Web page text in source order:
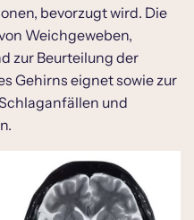
bevorzugt wird. Die
Weichgeweben,
zur Beurteilung der
Gehirns eignet sowie zur
und